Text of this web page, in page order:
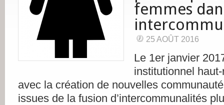
femmes
25 AOÛT 2016
Le 1er janvier
institutionnel
avec la création de nouvelles
issues de la fusion d’intercommunalités